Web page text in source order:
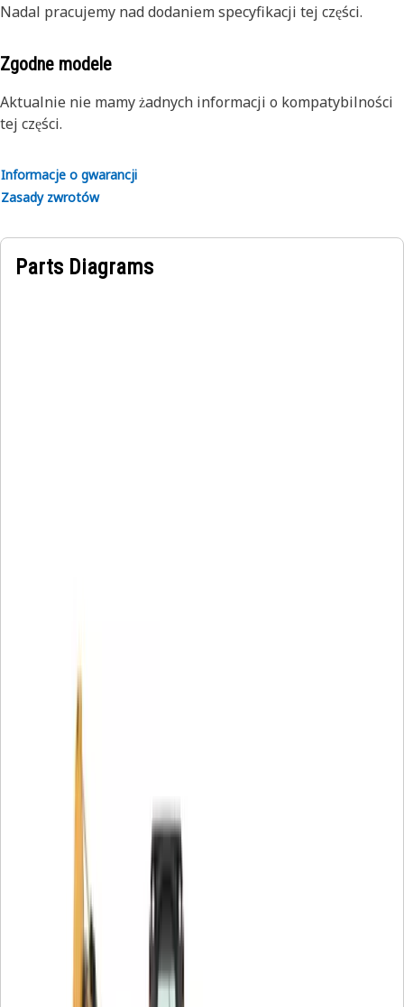
Nadal pracujemy nad dodaniem specyfikacji tej części.
Zgodne modele
Aktualnie nie mamy żadnych informacji o kompatybilności
tej części.
Informacje o gwarancji
Zasady zwrotów
Parts Diagrams